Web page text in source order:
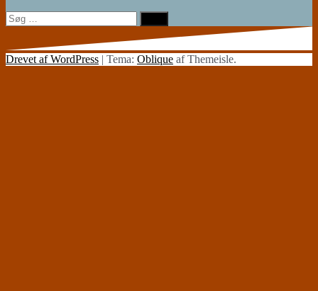
Søg
efter:
Drevet af WordPress | Tema: Oblique af Themeisle.